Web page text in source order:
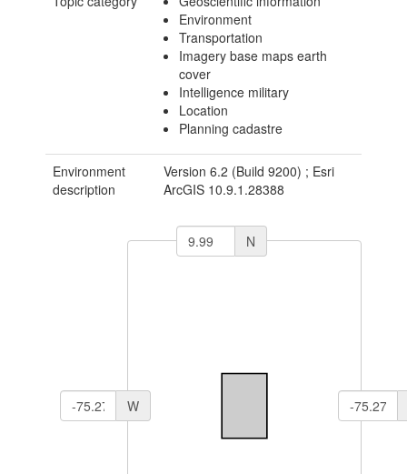
Environment
Transportation
Imagery base maps earth
cover
Intelligence military
Location
Planning cadastre
Environment
description
Version 6.2 (Build 9200) ; Esri
ArcGIS 10.9.1.28388
N
W